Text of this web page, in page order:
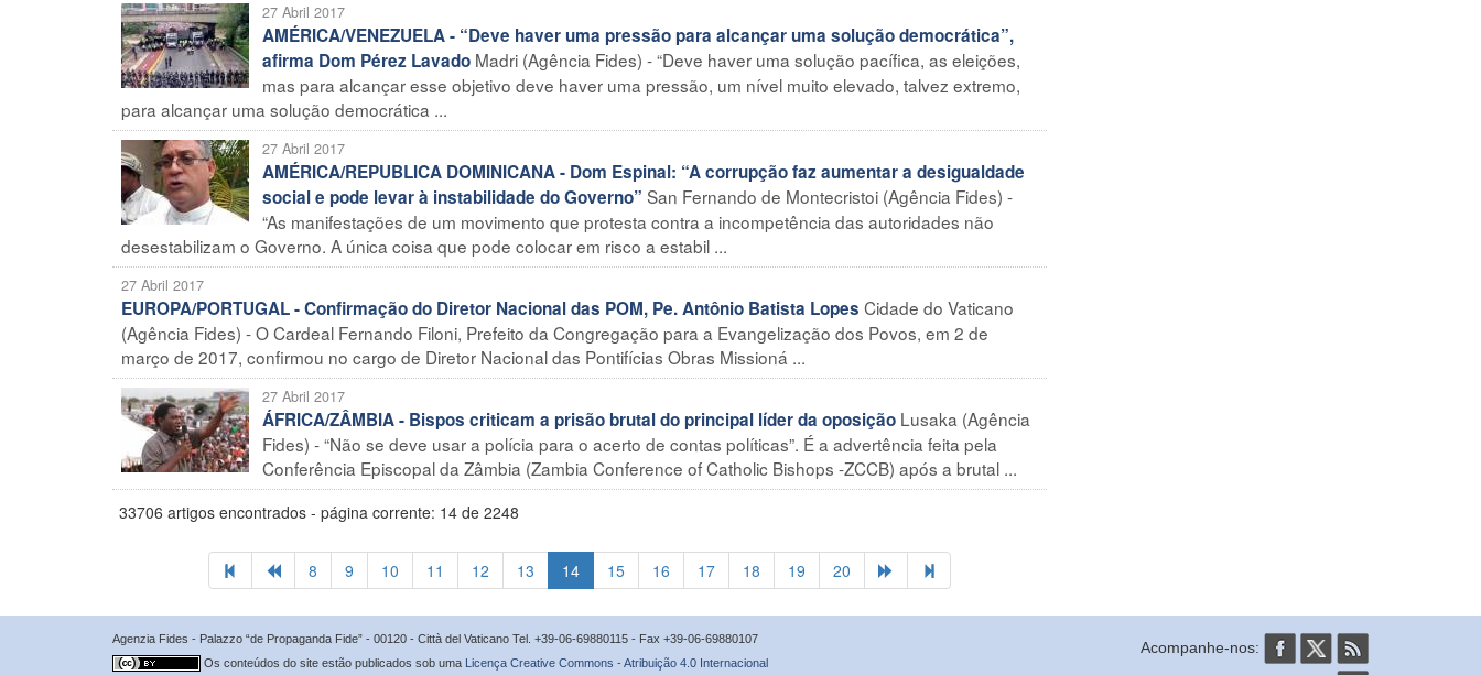
27 Abril 2017
AMÉRICA/VENEZUELA - “Deve haver uma pressão para alcançar uma solução democrática”,
afirma Dom Pérez Lavado Madri (Agência Fides) - “Deve haver uma solução pacífica, as eleições,
mas para alcançar esse objetivo deve haver uma pressão, um nível muito elevado, talvez extremo,
para alcançar uma solução democrática ...
27 Abril 2017
AMÉRICA/REPUBLICA DOMINICANA - Dom Espinal: “A corrupção faz aumentar a desigualdade
social e pode levar à instabilidade do Governo” San Fernando de Montecristoi (Agência Fides) -
“As manifestações de um movimento que protesta contra a incompetência das autoridades não
desestabilizam o Governo. A única coisa que pode colocar em risco a estabil ...
27 Abril 2017
EUROPA/PORTUGAL - Confirmação do Diretor Nacional das POM, Pe. Antônio Batista Lopes Cidade do Vaticano
(Agência Fides) - O Cardeal Fernando Filoni, Prefeito da Congregação para a Evangelização dos Povos, em 2 de
março de 2017, confirmou no cargo de Diretor Nacional das Pontifícias Obras Missioná ...
27 Abril 2017
ÁFRICA/ZÂMBIA - Bispos criticam a prisão brutal do principal líder da oposição Lusaka (Agência
Fides) - “Não se deve usar a polícia para o acerto de contas políticas”. É a advertência feita pela
Conferência Episcopal da Zâmbia (Zambia Conference of Catholic Bishops -ZCCB) após a brutal ...
33706 artigos encontrados - página corrente: 14 de 2248
8 9 10 11 12 13 14 15 16 17 18 19 20
Agenzia Fides - Palazzo “de Propaganda Fide” - 00120 - Città del Vaticano Tel. +39-06-69880115 - Fax +39-06-69880107
Os conteúdos do site estão publicados sob uma Licença Creative Commons - Atribuição 4.0 Internacional
Acompanhe-nos: